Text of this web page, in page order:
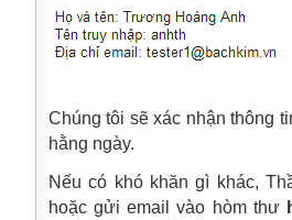
Chúng tôi sẽ xác nhận thông
hằng ngày.
Nếu có khó khăn gì khác,
hoặc gửi email vào hòm thư